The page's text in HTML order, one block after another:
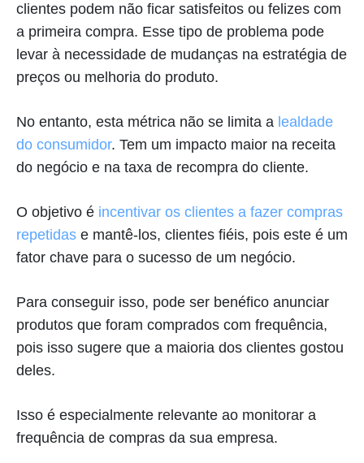
clientes podem não ficar satisfeitos ou felizes com
a primeira compra. Esse tipo de problema pode
levar à necessidade de mudanças na estratégia de
preços ou melhoria do produto.
No entanto, esta métrica não se limita a lealdade
do consumidor. Tem um impacto maior na receita
do negócio e na taxa de recompra do cliente.
O objetivo é incentivar os clientes a fazer compras
repetidas e mantê-los, clientes fiéis, pois este é um
fator chave para o sucesso de um negócio.
Para conseguir isso, pode ser benéfico anunciar
produtos que foram comprados com frequência,
pois isso sugere que a maioria dos clientes gostou
deles.
Isso é especialmente relevante ao monitorar a
frequência de compras da sua empresa.